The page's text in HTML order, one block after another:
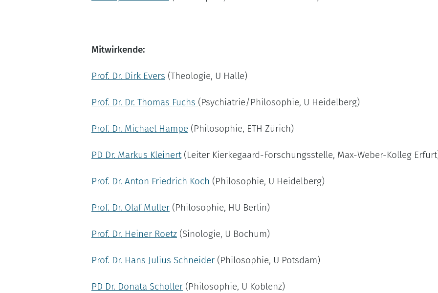
Mitwirkende:
Prof. Dr. Dirk Evers (Theologie, U Halle)
Prof. Dr. Dr. Thomas Fuchs (Psychiatrie/Philosophie, U Heidelberg)
Prof. Dr. Michael Hampe (Philosophie, ETH Zürich)
PD Dr. Markus Kleinert(Leiter Kierkegaard-Forschungsstelle, Max-Weber-Kolleg
Prof. Dr. Anton Friedrich Koch (Philosophie, U Heidelberg)
Prof. Dr. Olaf Müller (Philosophie, HU Berlin)
Prof. Dr. Heiner Roetz (Sinologie, U Bochum)
Prof. Dr. Hans Julius Schneider (Philosophie, U Potsdam)
PD Dr. Donata Schöller (Philosophie, U Koblenz)